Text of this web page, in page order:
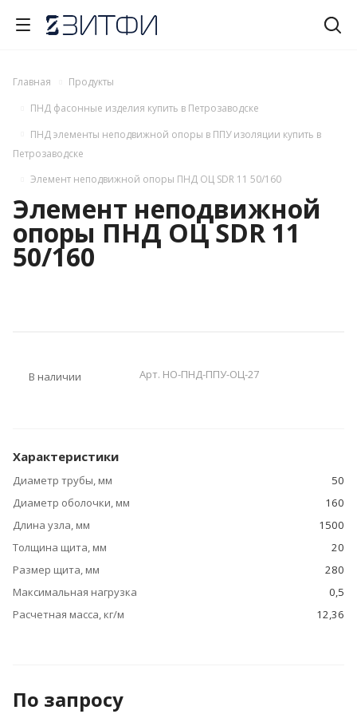
Главная
Продукты
ПНД фасонные изделия купить в Петрозаводске
ПНД элементы неподвижной опоры в ППУ изоляции купить в
Петрозаводске
Элемент неподвижной опоры ПНД ОЦ SDR 11 50/160
Элемент неподвижной
опоры ПНД ОЦ SDR 11
50/160
В наличии Арт. НО-ПНД-ППУ-ОЦ-27
Характеристики
Диаметр трубы, мм
50
Диаметр оболочки, мм
160
Длина узла, мм
1500
Толщина щита, мм
20
Размер щита, мм
280
Максимальная нагрузка
0,5
Расчетная масса, кг/м
12,36
По запросу